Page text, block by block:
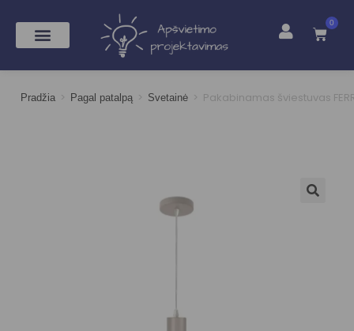
0
Pradžia > Pagal patalpą > Svetainė > Pakabinamas šviestuvas